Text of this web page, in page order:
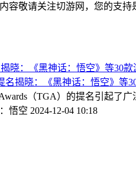
容敬请关注切游网，您的支持
名揭晓：《黑神话：悟空》等
Awards（TGA）的提名引起了
悟空 2024-12-04 10:18